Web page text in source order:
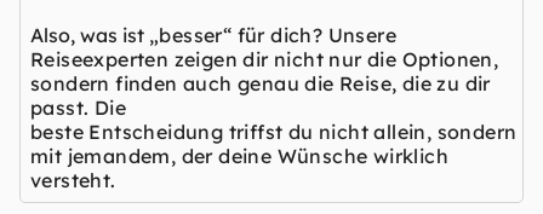
Also, was ist „besser“ für dich? Unsere
Reiseexperten zeigen dir nicht nur die Optionen,
sondern finden auch genau die Reise, die zu dir
passt. Die
beste Entscheidung triffst du nicht allein, sondern
mit jemandem, der deine Wünsche wirklich
versteht.